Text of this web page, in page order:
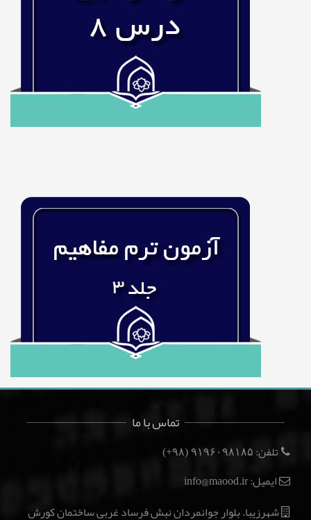
تماس با ما
تلفن: ۹۱۹۶۰۹۸۱۸۵ (۹۸+)
ایمیل: info@maood.ir
شهرزیبا. بلوار جوانمردان نبش فرساد غربی ساختمان کورش